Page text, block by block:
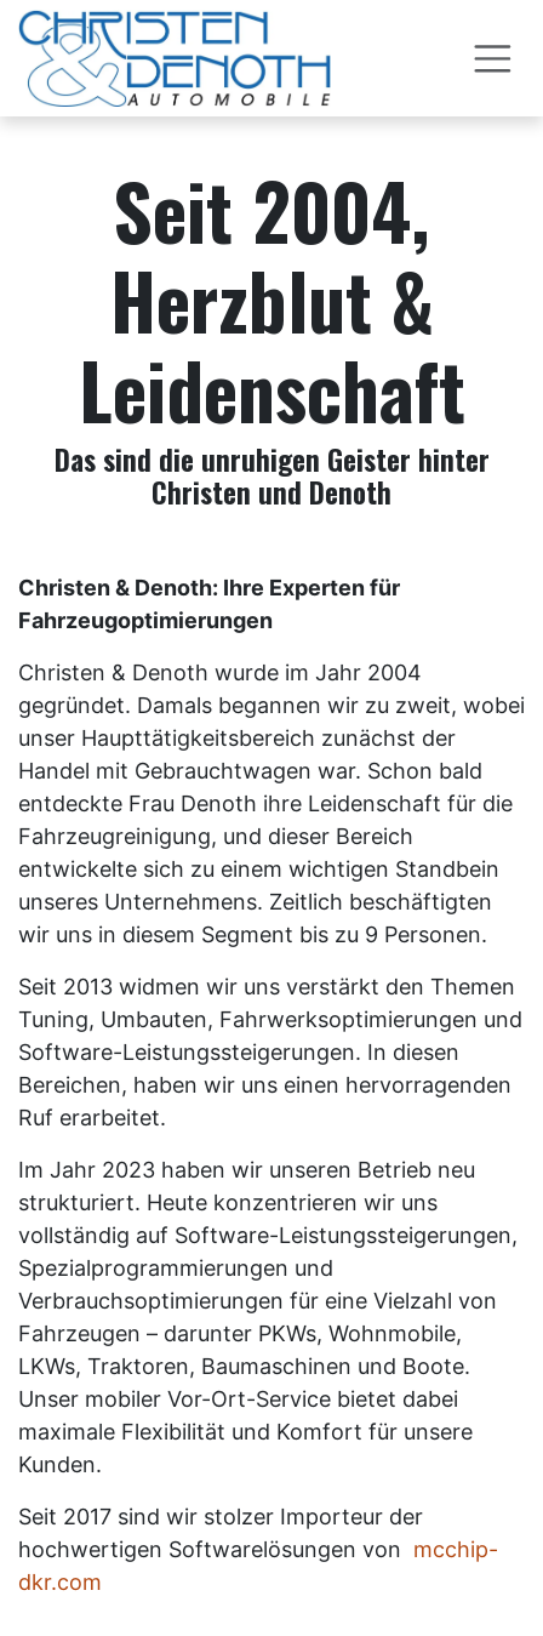
Zum Inhalt springen
Seit 2004,
Herzblut &
Leidenschaft
Das sind die unruhigen Geister hinter
Christen und Denoth
Christen & Denoth: Ihre Experten für
Fahrzeugoptimierungen
Christen & Denoth wurde im Jahr 2004
gegründet. Damals begannen wir zu zweit, wobei
unser Haupttätigkeitsbereich zunächst der
Handel mit Gebrauchtwagen war. Schon bald
entdeckte Frau Denoth ihre Leidenschaft für die
Fahrzeugreinigung, und dieser Bereich
entwickelte sich zu einem wichtigen Standbein
unseres Unternehmens. Zeitlich beschäftigten
wir uns in diesem Segment bis zu 9 Personen.
Seit 2013 widmen wir uns verstärkt den Themen
Tuning, Umbauten, Fahrwerksoptimierungen und
Software-Leistungssteigerungen. In diesen
Bereichen, haben wir uns einen hervorragenden
Ruf erarbeitet.
Im Jahr 2023 haben wir unseren Betrieb neu
strukturiert. Heute konzentrieren wir uns
vollständig auf Software-Leistungssteigerungen,
Spezialprogrammierungen und
Verbrauchsoptimierungen für eine Vielzahl von
Fahrzeugen – darunter PKWs, Wohnmobile,
LKWs, Traktoren, Baumaschinen und Boote.
Unser mobiler Vor-Ort-Service bietet dabei
maximale Flexibilität und Komfort für unsere
Kunden.
Seit 2017 sind wir stolzer Importeur der
hochwertigen Softwarelösungen von mcchip-
dkr.com